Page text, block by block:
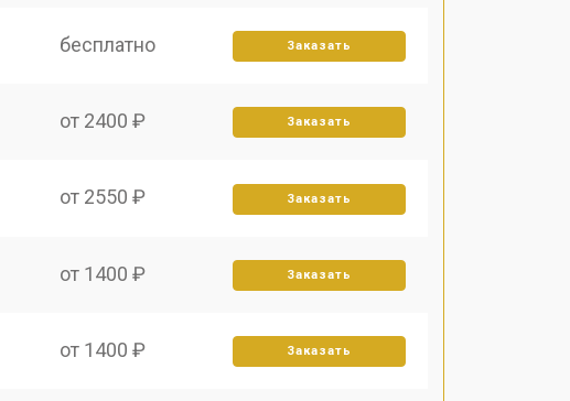
бесплатно Заказать
от 2400 ₽ Заказать
от 2550 ₽ Заказать
от 1400 ₽ Заказать
от 1400 ₽ Заказать